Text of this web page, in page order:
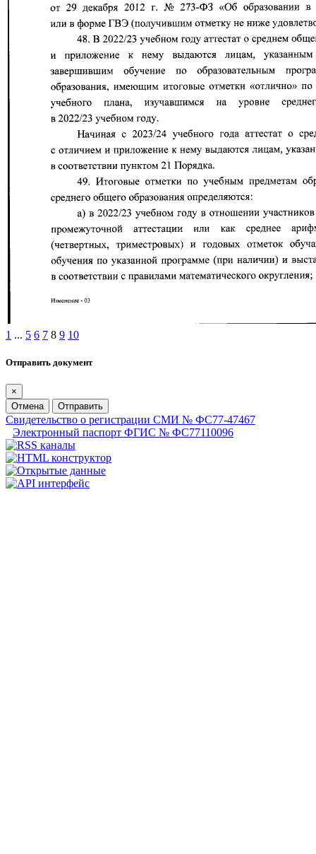
1 ... 5 6 7 8 9 10
Отправить документ
×
Отмена
Отправить
Свидетельство о регистрации СМИ № ФС77-47467
Электронный паспорт ФГИС № ФС77110096